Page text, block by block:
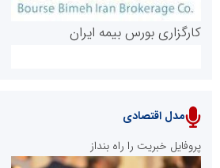
پایگاه خبری نهضت ملی مسکن
کارگزاری بورس بیمه ایران
مدل اقتصادی
پروفایل خبریت را راه بنداز